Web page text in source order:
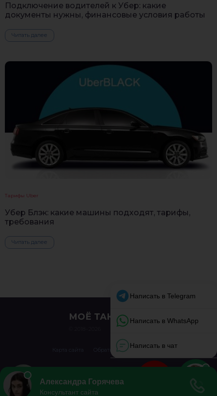
Подключение водителей к Убер: какие
документы нужны, финансовые условия работы
Читать далее
Тарифы Uber
Убер Блэк: какие машины подходят, тарифы,
требования
Читать далее
МОЁ ТАКСИ
Карта сайта Обратная связь О сайте
Перепечатка материалов разрешена только с указанием первоисточника